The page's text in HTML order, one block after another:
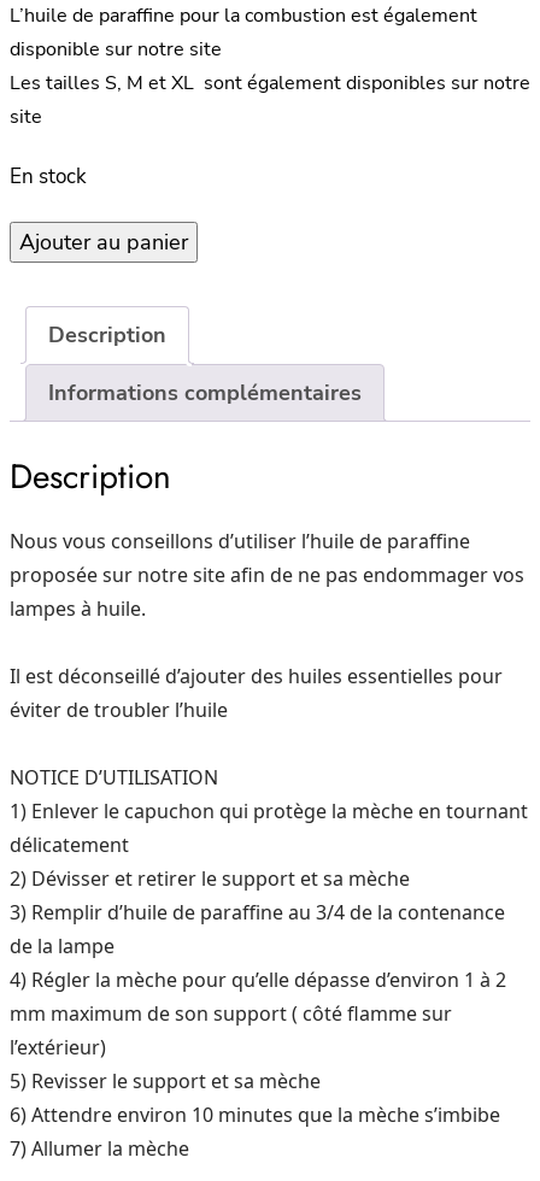
€26.00.€13.00.
L’huile de paraffine pour la combustion est également
disponible sur notre site
Les tailles S, M et XL sont également disponibles sur notre
site
En stock
quantité
de
huile
Sphère
M
Dark
Ajouter au panier
Description
Informations complémentaires
Description
Nous vous conseillons d’utiliser l’huile de paraffine
proposée sur notre site afin de ne pas endommager vos
lampes à huile.
Il est déconseillé d’ajouter des huiles essentielles pour
éviter de troubler l’huile
NOTICE D’UTILISATION
1) Enlever le capuchon qui protège la mèche en tournant
délicatement
2) Dévisser et retirer le support et sa mèche
3) Remplir d’huile de paraffine au 3/4 de la contenance
de la lampe
4) Régler la mèche pour qu’elle dépasse d’environ 1 à 2
mm maximum de son support( côté flamme sur
l’extérieur)
5) Revisser le support et sa mèche
6) Attendre environ 10 minutes que la mèche s’imbibe
7) Allumer la mèche